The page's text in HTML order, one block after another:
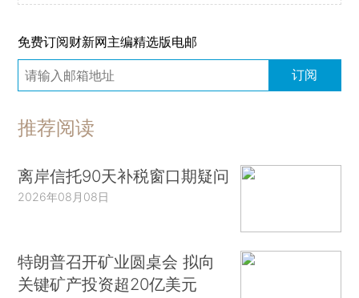
免费订阅财新网主编精选版电邮
订阅
推荐阅读
离岸信托90天补税窗口期疑问
2026年08月08日
特朗普召开矿业圆桌会 拟向
关键矿产投资超20亿美元